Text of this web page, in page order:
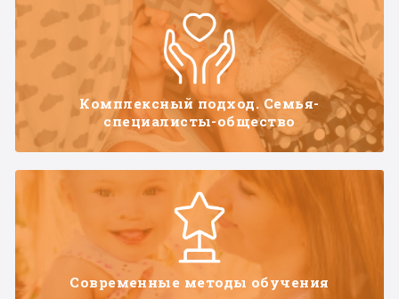
Комплексный подход. Семья-
специалисты-общество
Современные методы обучения